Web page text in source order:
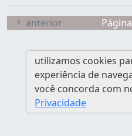
Praia de Fora (4)
São Sebastião (4)
anterior
utilizamos cookies
experiência de
você concorda com
Privacidade